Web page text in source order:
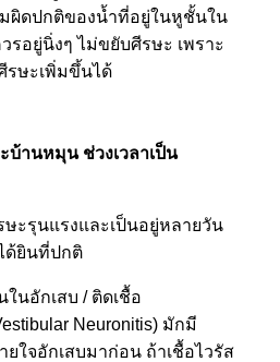
มผิดปกติของน้ำที่อยู่ในหูชั้นใน
รอยู่นิ่งๆ ไม่ขยับศีรษะ เพราะ
รษะเพิ่มขึ้นได้
บ้านหมุน ช่วงเวลาเป็น
ษะรุนแรงและเป็นอยู่หลายวัน
ด้ยินที่ปกติ
ในอักเสบ / ติดเชื้อ
Neuronitis) มักมี
ยใจอักเสบมาก่อน ถ้าเชื้อไวรัส